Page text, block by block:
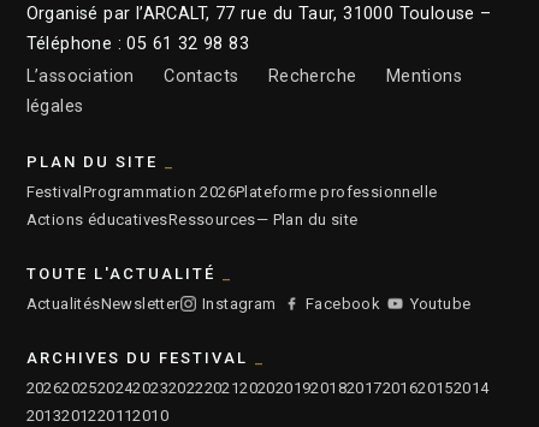
Organisé par l’ARCALT, 77 rue du Taur, 31000 Toulouse –
Téléphone : 05 61 32 98 83
L’association
Contacts Recherche
Mentions
légales
PLAN DU SITE
Festival Programmation 2026Plateforme professionnelle
Actions éducativesRessources— Plan du site
TOUTE L'ACTUALITÉ
ActualitésNewsletter Instagram Facebook Youtube
ARCHIVES DU FESTIVAL
2026202520242023202220212020201920182017201620152014
2013201220112010